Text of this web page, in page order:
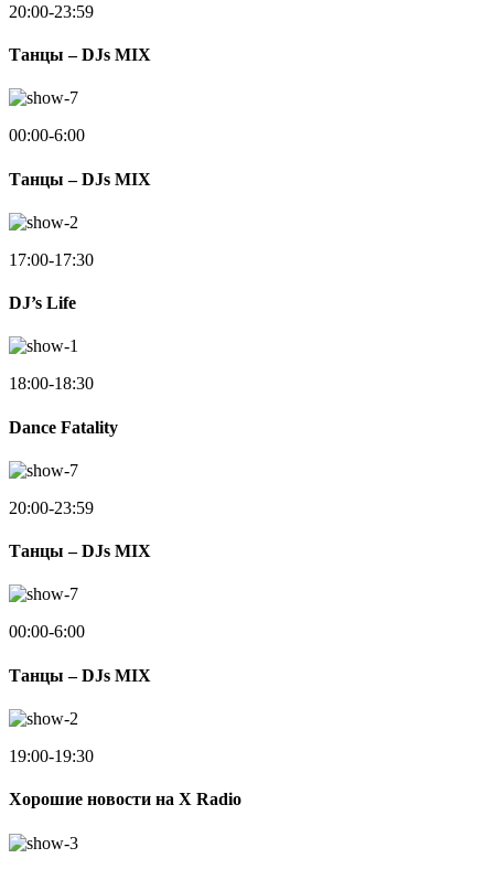
20:00-23:59
Танцы – DJs MIX
00:00-6:00
Танцы – DJs MIX
17:00-17:30
DJ’s Life
18:00-18:30
Dance Fatality
20:00-23:59
Танцы – DJs MIX
00:00-6:00
Танцы – DJs MIX
19:00-19:30
Хорошие новости на X Radio